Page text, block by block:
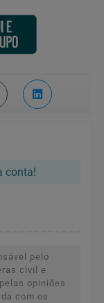
conta!
pelo
civil e
opiniões
com os